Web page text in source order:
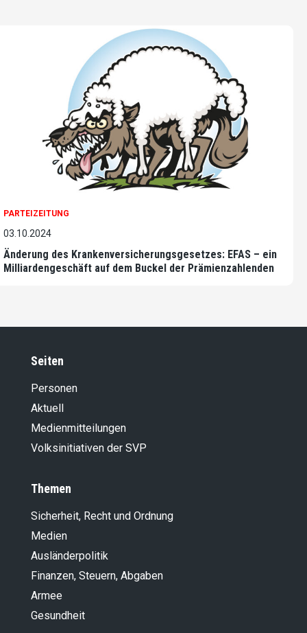
PARTEIZEITUNG
03.10.2024
Änderung des Krankenversicherungs­gesetzes: EFAS – ein
Milliardengeschäft auf dem Buckel der Prämienzahlenden
Seiten
Personen
Aktuell
Medienmitteilungen
Volksinitiativen der SVP
Themen
Sicherheit, Recht und Ordnung
Medien
Ausländer­politik
Finanzen, Steuern, Abgaben
Armee
Gesundheit